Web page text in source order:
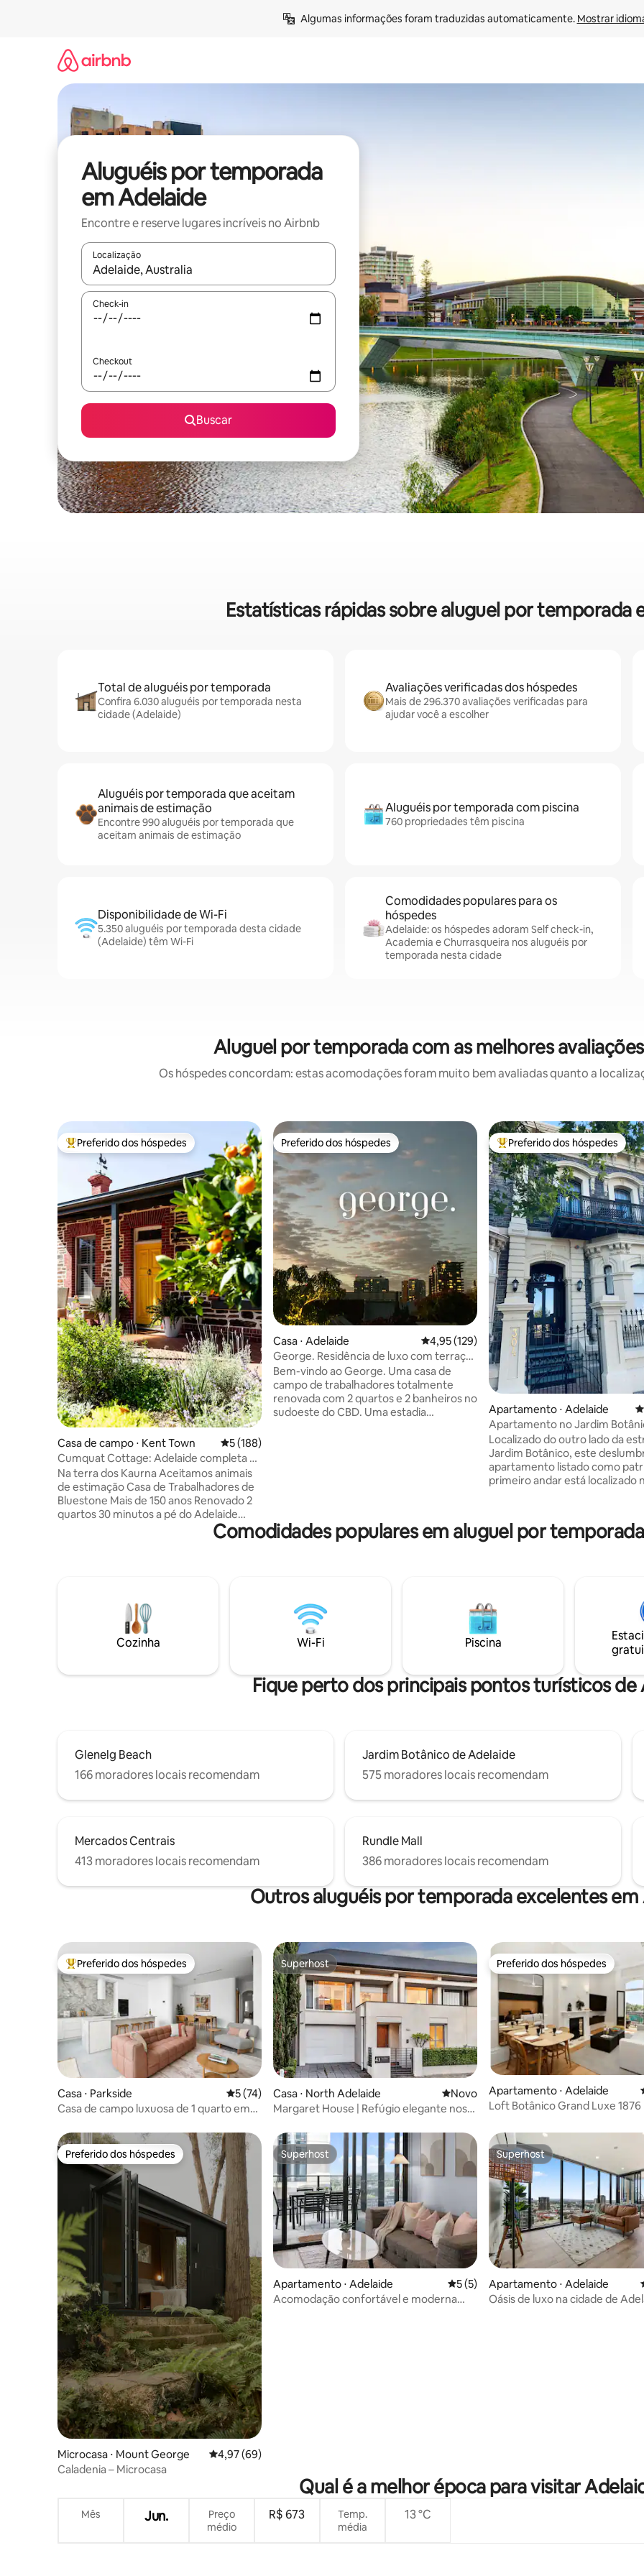
Algumas informações foram traduzidas automaticamente. Mostrar
Aluguéis por temporada
em Adelaide
Encontre e reserve lugares incríveis no Airbnb
Localização
Quando os resultados estiverem disponíveis, explore-os usando as seta para cima e para baixo do teclado ou tocando
Check-in
Checkout
Buscar
Estatísticas rápidas sobre aluguel por temporada
Total de aluguéis por temporada
Confira 6.030 aluguéis por temporada nesta
cidade (Adelaide)
Avaliações verificadas dos hóspedes
Mais de 296.370 avaliações verificadas para
ajudar você a escolher
Aluguéis por temporada que aceitam
animais de estimação
Encontre 990 aluguéis por temporada que
aceitam animais de estimação
Aluguéis por temporada com piscina
760 propriedades têm piscina
Disponibilidade de Wi-Fi
5.350 aluguéis por temporada desta cidade
(Adelaide) têm Wi-Fi
Comodidades populares para os
hóspedes
Adelaide: os hóspedes adoram Self check-in,
Academia e Churrasqueira nos aluguéis por
temporada nesta cidade
Aluguel por temporada com as melhores
Os hóspedes concordam: estas acomodações foram muito bem avaliadas quanto a
Entre os melhores preferidos dos hóspedes
Preferido dos hóspedes
Casa de campo ⋅ Kent Town 5 de uma avaliação média de 5, 188 avaliações
5 (188)
Cumquat Cottage: Adelaide completa e
conveniente
Na terra dos Kaurna Aceitamos animais
de estimação Casa de Trabalhadores de
Bluestone Mais de 150 anos Renovado 2
quartos 30 minutos a pé do Adelaide
Oval 10 minutos a pé do The East End
Victoria Park (eventos de ciclismo e
vindos. Café da manhã e provisões de
despensa Banheira de hidromassagem 2
estacionamentos espaçosos, seguros e
cobertos Cadeira alta e berço de viagem
bares, cafés, restaurantes, eventos
Preferido dos hóspedes
Preferido dos hóspedes
Casa ⋅ Adelaide 4,95 de uma avaliação média de 5, 129
4,95 (129)
George. Residência de luxo com terraço
privativo
Bem-vindo ao George. Uma casa de
campo de trabalhadores totalmente
renovada com 2 quartos e 2 banheiros no
sudoeste do CBD. Uma estadia
totalmente equipada, dois quartos e dois
banheiros com lavanderia incluída.
Entre os melhores preferidos
Preferido dos hóspedes
Apartamento ⋅ Adelaide
Apartamento no Jardim
Localização privilegiada na
Localizado do outro lado da
Jardim Botânico, este
apartamento listado como
primeiro andar está localizado
varanda criam o espaço
hóspedes se sentirem
Universidade de Adelaide. 2
para chegar ao Festival Fringe
vibrante Rundle St.
Comodidades populares em aluguel por
Cozinha Wi-Fi Piscina
Fique perto dos principais pontos turísticos de
Glenelg Beach
166 moradores locais recomendam
Jardim Botânico de Adelaide
575 moradores locais recomendam
Mercados Centrais
413 moradores locais recomendam
Rundle Mall
386 moradores locais recomendam
Outros aluguéis por temporada excelentes em
Entre os melhores preferidos dos hóspedes
Preferido dos hóspedes
Casa ⋅ Parkside 5 de uma avaliação média de 5, 74 avaliações
5 (74)
Casa de campo luxuosa de 1 quarto em
Superhost
Superhost
Casa ⋅ North Adelaide Novo lugar para ficar
Novo
Margaret House | Refúgio elegante nos
Preferido dos hóspedes
Preferido dos hóspedes
Apartamento ⋅ Adelaide
Loft Botânico Grand Luxe 1876
Preferido dos hóspedes
Preferido dos hóspedes
Microcasa ⋅ Mount George 4,97 de uma avaliação média de 5, 69 avaliações
4,97 (69)
Caladenia – Microcasa
Superhost
Superhost
Apartamento ⋅ Adelaide 5 de uma avaliação média de 5, 5
5 (5)
Acomodação confortável e moderna
Superhost
Superhost
Apartamento ⋅ Adelaide
Oásis de luxo na cidade de
Qual é a melhor época para visitar
Mês Jun.
Preço
médio
R$ 673
Temp.
média
13 °C